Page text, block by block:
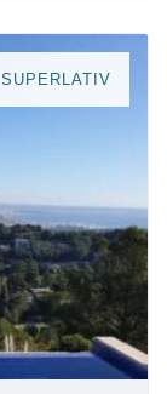
SUPERLATIV